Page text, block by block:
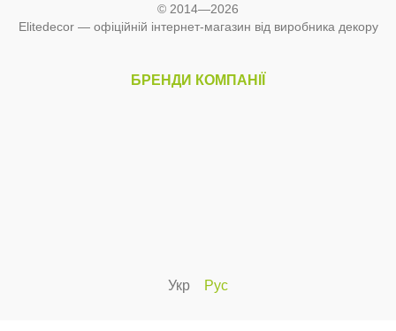
© 2014—2026
Elitedecor — офіційній інтернет-магазин від виробника декору
БРЕНДИ КОМПАНІЇ
Укр Рус